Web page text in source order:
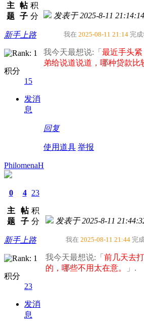
主
题
帖
子
积
分
新手上路
积分
15
发消
息
发表于 2025-8-11 21:14:14
我在 2025-08-11 21:14 完
我今天最想说:「 最近手头
弟给说道说道，哪种贷款
回复
使用道具 举报
PhilomenaH
0
主
题
4
帖
子
23
积
分
新手上路
积分
23
发消
息
发表于 2025-8-11
我在 2025-08-11 21:44 完
我今天最想说:「 前几天去
的，哪些不用太在意。​
」.